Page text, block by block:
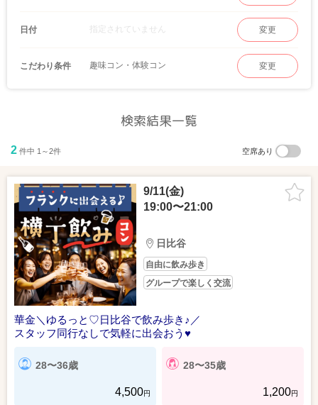
日付 指定されていません 変更
こだわり条件 趣味コン・体験コン 変更
検索結果一覧
2 件中 1～2件 空席あり
9/11(金)
19:00〜21:00
日比谷
自由に飲み歩き
グループで楽しく交流
華金＼ゆるっと♡日比谷で飲み歩き♪／
スタッフ同行なしで気軽に出会おう♥
28〜36歳
4,500円
28〜35歳
1,200円